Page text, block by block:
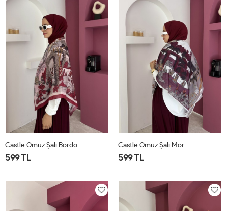
Castle Omuz Şalı Bordo
599 TL
Castle Omuz Şalı Mor
599 TL